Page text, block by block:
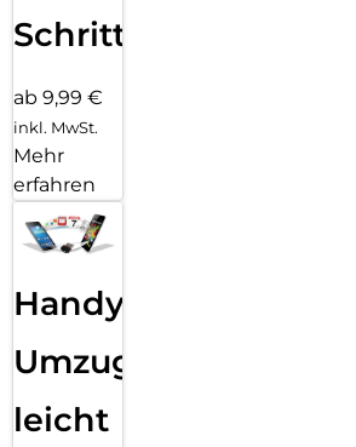
Schritten
ab 9,99 €
inkl. MwSt.
Mehr
erfahren
Handy
Umzug
leicht